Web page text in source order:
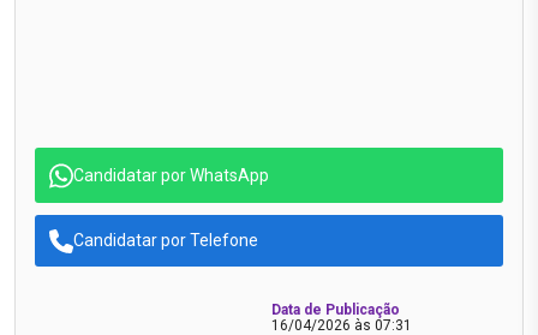
Candidatar por WhatsApp
Candidatar por Telefone
Data de Publicação
16/04/2026 às 07:31